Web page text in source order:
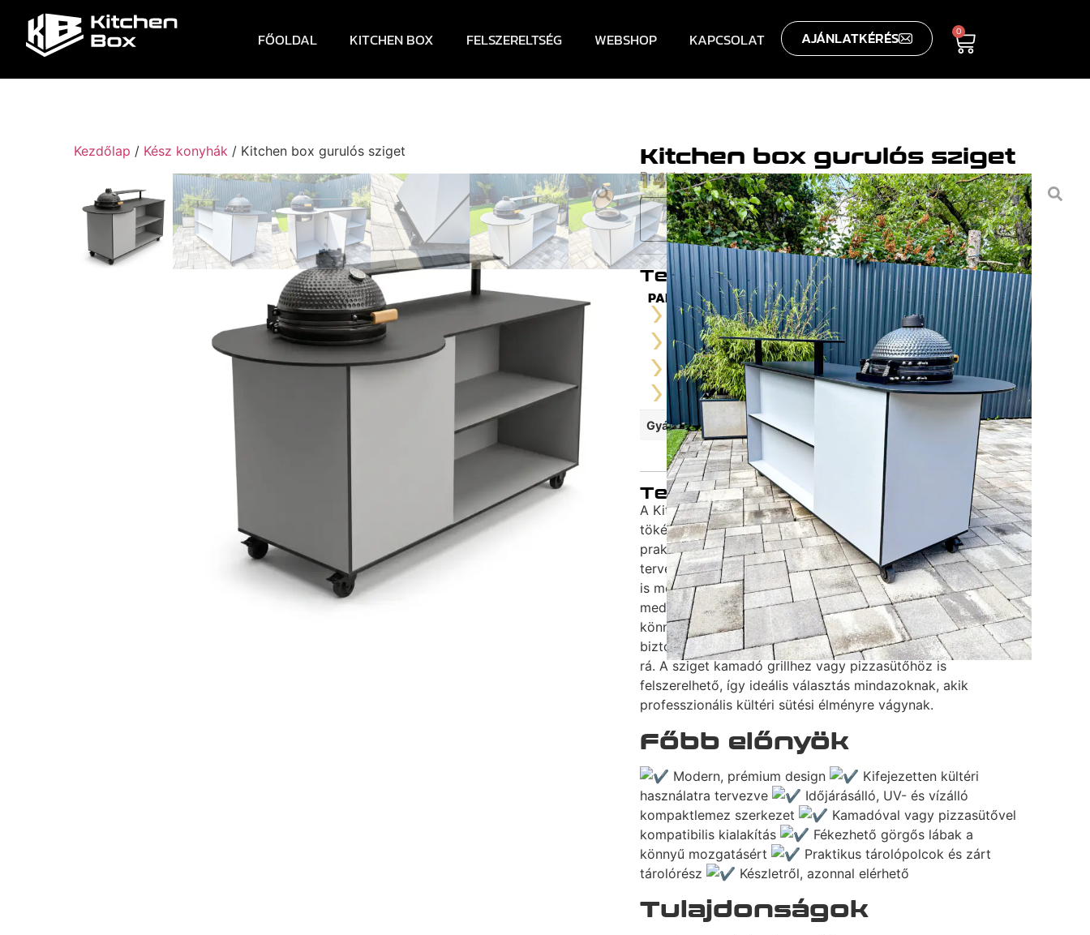
FŐOLDAL KITCHEN BOX FELSZERELTSÉG WEBSHOP KAPCSOLAT AJÁNLATKÉRÉS 0
Kezdőlap / Kész konyhák/ Kitchen box gurulós sziget Kitchen box gurulós sziget
Bruttó ár:
1 490 000Ft
KOSÁRBA TESZEM
Termék információk
PARAMÉTEREK:
Magasság: 900 mm
Szélesség: 1650 mm
Mélység: 600 mm
TULAJDONSÁGOK:
-
-
-
Gyártó Kitchen Box
Termékleírás
A Kitchen Box Gurulós Sziget a modern kültéri konyhák
tökéletes eleme, amely ötvözi a prémium megjelenést, a
praktikumot és a mobilitást. Kifejezetten kültéri használatra
tervezett, időjárásálló anyagokból készül, így hosszú távon
is megbízható megoldást nyújt teraszra, kertbe vagy
medence mellé. A gurulós kivitelnek köszönhetően
könnyedén mozgatható, a fékezhető görgők pedig
biztosítják a stabil használatot ott, ahol éppen szükség van
rá. A sziget kamadó grillhez vagy pizzasütőhöz is
felszerelhető, így ideális választás mindazoknak, akik
professzionális kültéri sütési élményre vágynak.
Főbb előnyök
Modern, prémium design
Kifejezetten kültéri
használatra tervezve
Időjárásálló, UV- és vízálló
kompaktlemez szerkezet
Kamadóval vagy pizzasütővel
kompatibilis kialakítás
Fékezhető görgős lábak a
könnyű mozgatásért
Praktikus tárolópolcok és zárt
tárolórész
Készletről, azonnal elérhető
Tulajdonságok